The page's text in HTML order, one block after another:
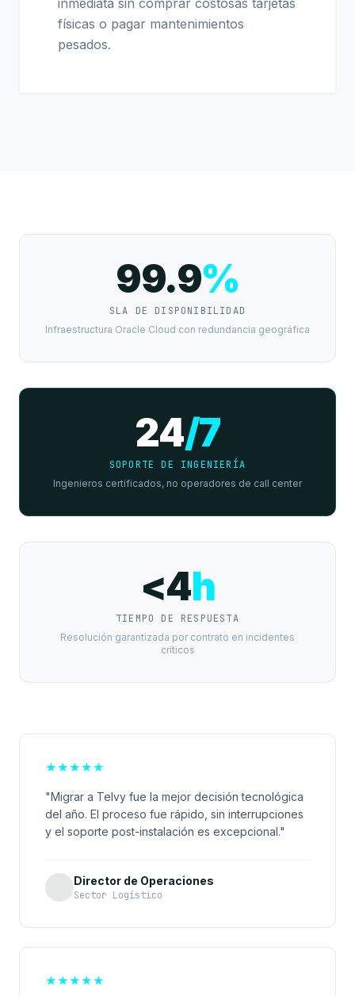
físicas o pagar mantenimientos
pesados.
99.9%
SLA DE DISPONIBILIDAD
Infraestructura Oracle Cloud con redundancia geográfica
24/7
SOPORTE DE INGENIERÍA
Ingenieros certificados, no operadores de call center
<4h
TIEMPO DE RESPUESTA
Resolución garantizada por contrato en incidentes
críticos
★★★★★
"Migrar a Telvy fue la mejor decisión tecnológica
del año. El proceso fue rápido, sin interrupciones
y el soporte post-instalación es excepcional."
Director de Operaciones
Sector Logístico
★★★★★